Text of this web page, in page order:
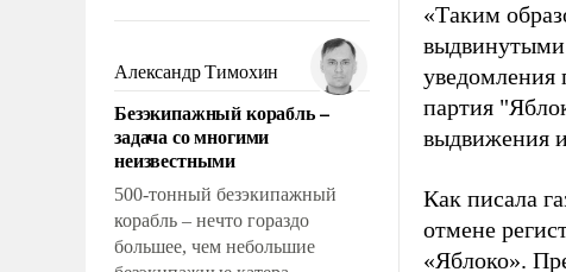
мужественным и твердым под
ударами судьбы, брать на себя
ответственность, помогать
слабым, идти вперед и
адаптироваться.
Александр Тимохин
Безэкипажный корабль –
задача со многими
неизвестными
500-тонный безэкипажный
корабль – нечто гораздо
большее, чем небольшие
«Таким
выдвинутыми
уведомления
партия
выдвижения
Как писала
отмене
«Яблоко».